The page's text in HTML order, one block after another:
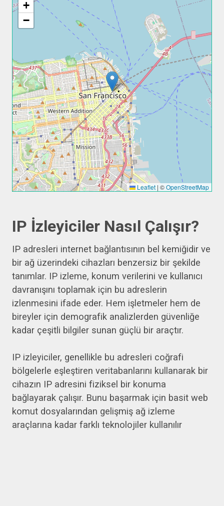
+
−
Leaflet | ©OpenStreetMap
IP İzleyiciler Nasıl Çalışır?
IP adresleri internet bağlantısının bel kemiğidir ve
bir ağ üzerindeki cihazları benzersiz bir şekilde
tanımlar. IP izleme, konum verilerini ve kullanıcı
davranışını toplamak için bu adreslerin
izlenmesini ifade eder. Hem işletmeler hem de
bireyler için demografik analizlerden güvenliğe
kadar çeşitli bilgiler sunan güçlü bir araçtır.
IP izleyiciler, genellikle bu adresleri coğrafi
bölgelerle eşleştiren veritabanlarını kullanarak bir
cihazın IP adresini fiziksel bir konuma
bağlayarak çalışır. Bunu başarmak için basit web
komut dosyalarından gelişmiş ağ izleme
araçlarına kadar farklı teknolojiler kullanılır